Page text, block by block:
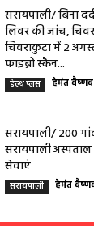
सरायपाली हेमंत
सरायपाली/ बिना
लिवर की जांच,
हेल्थ प्लस हेमंत
सरायपाली/ 200
सेवाएं